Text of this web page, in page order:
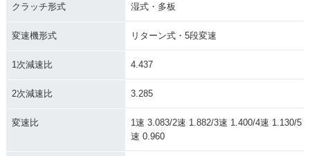
クラッチ形式 湿式・多板
変速機形式 リターン式・5段変速
1次減速比 4.437
2次減速比 3.285
変速比
1速 3.083/2速 1.882/3速 1.400/4速 1.130/5
速 0.960